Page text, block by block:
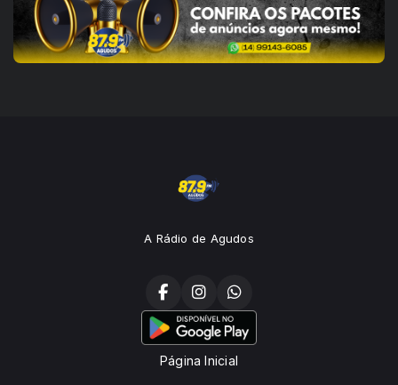
A Rádio de Agudos
Página Inicial